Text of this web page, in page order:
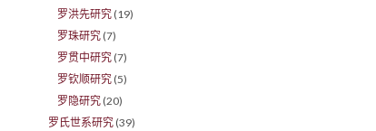
罗洪先研究 (19)
罗珠研究 (7)
罗贯中研究 (7)
罗钦顺研究 (5)
罗隐研究 (20)
罗氏世系研究 (39)